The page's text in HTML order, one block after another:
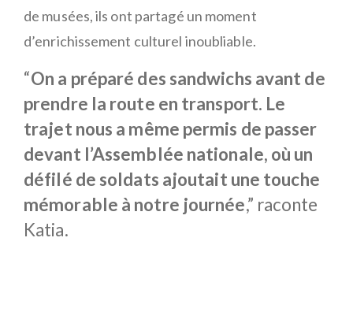
de musées, ils ont partagé un moment
d’enrichissement culturel inoubliable.
“On a préparé des sandwichs avant de
prendre la route en transport. Le
trajet nous a même permis de passer
devant l’Assemblée nationale, où un
défilé de soldats ajoutait une touche
mémorable à notre journée,” raconte
Katia.